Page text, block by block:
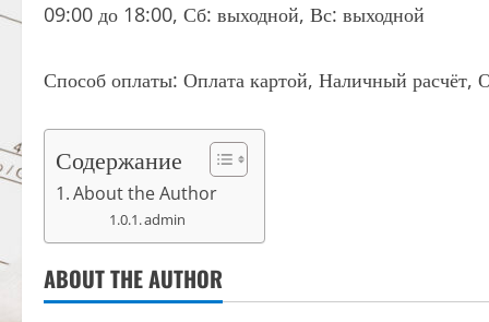
09:00 до 18:00, Сб: выходной, Вс: выходной
Способ оплаты: Оплата картой, Наличный расчёт,
Содержание
About the Author
admin
ABOUT THE AUTHOR